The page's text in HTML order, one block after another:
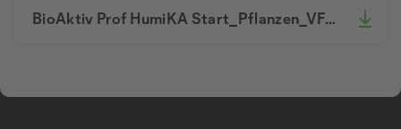
BioAktiv Prof HumiKA Start_Pflanzen_VFC_Flyer.pdf